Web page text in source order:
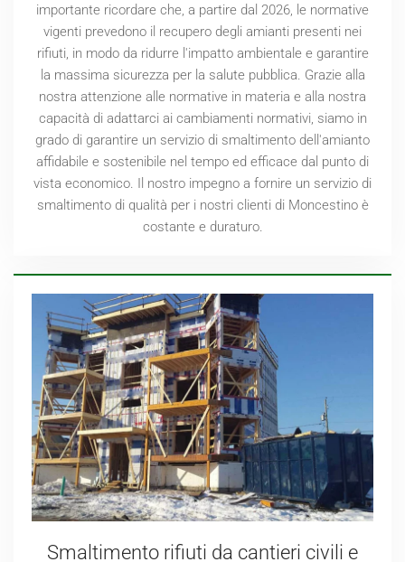
importante ricordare che, a partire dal 2026, le normative
vigenti prevedono il recupero degli amianti presenti nei
rifiuti, in modo da ridurre l'impatto ambientale e garantire
la massima sicurezza per la salute pubblica. Grazie alla
nostra attenzione alle normative in materia e alla nostra
capacità di adattarci ai cambiamenti normativi, siamo in
grado di garantire un servizio di smaltimento dell'amianto
affidabile e sostenibile nel tempo ed efficace dal punto di
vista economico. Il nostro impegno a fornire un servizio di
smaltimento di qualità per i nostri clienti di Moncestino è
costante e duraturo.
Smaltimento rifiuti da cantieri civili e